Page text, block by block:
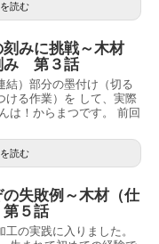
読む
みに挑戦～木材
み 第３話
結）部分の墨付け（切る
ける作業）を して、実際
は！からまつです。 前回
読む
失敗例～木材（仕
５話
の実践に入りました。